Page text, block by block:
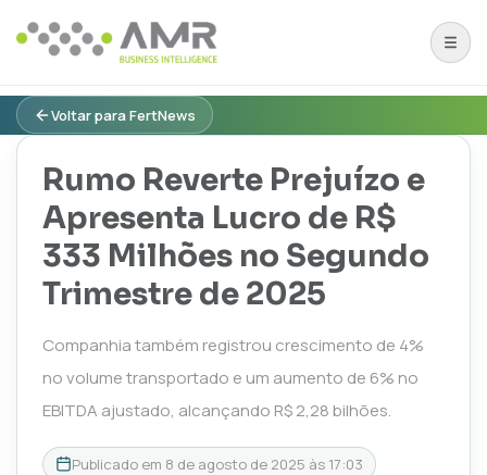
Voltar para FertNews
Rumo Reverte Prejuízo e
Apresenta Lucro de R$
333 Milhões no Segundo
Trimestre de 2025
Companhia também registrou crescimento de 4%
no volume transportado e um aumento de 6% no
EBITDA ajustado, alcançando R$ 2,28 bilhões.
Publicado em 8 de agosto de 2025 às 17:03